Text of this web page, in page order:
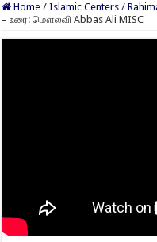
Home / Islamic Centers /
– உரை: மௌலவி Abbas Ali MISC